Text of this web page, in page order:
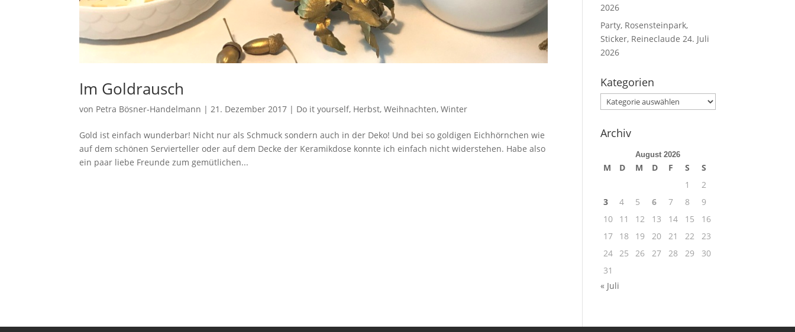
Im Goldrausch
von Petra Bösner-Handelmann | 21. Dezember 2017 | Do it yourself, Herbst,Weihnachten,Winter
Gold ist einfach wunderbar! Nicht nur als Schmuck sondern auch in der Deko! Und bei so goldigen Eichhörnchen wie
auf dem schönen Servierteller oder auf dem Decke der Keramikdose konnte ich einfach nicht widerstehen. Habe also
ein paar liebe Freunde zum gemütlichen...
2026
Party, Rosensteinpark,
Sticker, Reineclaude 24. Juli
2026
Kategorien
Kategorien
Archiv
August 2026
M D M D F S
S
1
2
3
4 5 6 7 8
9
10
11 12 13 14 15
16
17
18 19 20 21 22
23
24 25 26 27 28 29
30
31
« Juli